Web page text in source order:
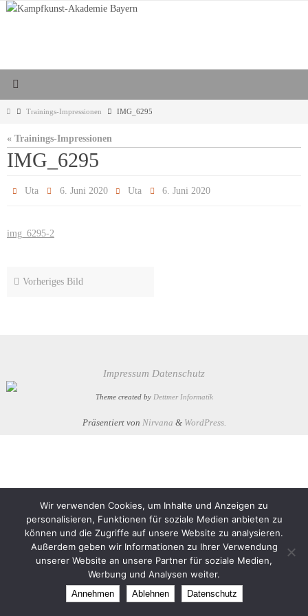
Zum
StartTrainings-Impressionen IMG_6295
« Trainings-Impressionen
IMG_6295
Uta 6. Juni 2020 Uta 6. Juni 2020
img_6295-2
Vorheriges Bild
Impressum Datenschutz
Theme created by Dettmer Informatik
Präsentiert von Nirvana & WordPress.
Wir verwenden Cookies, um Inhalte und Anzeigen zu
personalisieren, Funktionen für soziale Medien anbieten zu
können und die Zugriffe auf unsere Website zu analysieren.
Außerdem geben wir Informationen zu Ihrer Verwendung
unserer Website an unsere Partner für soziale Medien,
Werbung und Analysen weiter.
Annehmen Ablehnen Datenschutz